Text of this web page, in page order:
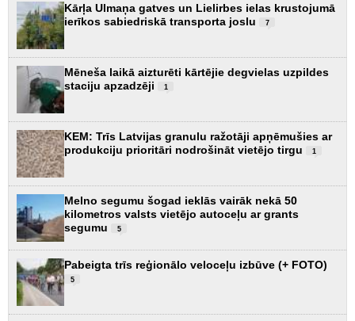
Kārļa Ulmaņa gatves un Lielirbes ielas krustojumā
ierīkos sabiedriskā transporta joslu
7
Mēneša laikā aizturēti kārtējie degvielas uzpildes
staciju apzadzēji
1
KEM: Trīs Latvijas granulu ražotāji apņēmušies ar
produkciju prioritāri nodrošināt vietējo tirgu
1
Melno segumu šogad ieklās vairāk nekā 50
kilometros valsts vietējo autoceļu ar grants
segumu
5
Pabeigta trīs reģionālo veloceļu izbūve (+ FOTO)
5